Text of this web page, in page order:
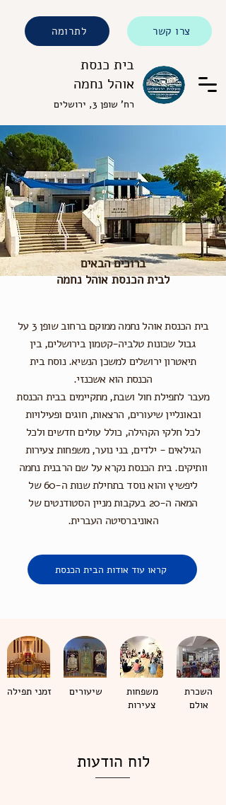
בית כנסת
אוהל נחמה
רח' שופן 3, ירושלים
לתרומה צרו קשר
ברוכים הבאים
לבית הכנסת אוהל נחמה
בית הכנסת אוהל נחמה ממוקם ברחוב שופן 3 על
גבול שכונות טלביה-קטמון בירושלים, בין
תיאטרון ירושלים למשכן הנשיא. נוסח בית
הכנסת הוא אשכנזי.
מעבר לתפילת חול ושבת, מתקיימים בבית הכנסת
ובאונליין שיעורים, הרצאות, חוגים ופעילויות
לכל חלקי הקהילה, כולל עולים חדשים ולכל
הגילאים - ילדים, בני נוער, משפחות צעירות
וותיקים. בית הכנסת נקרא על שם הרבנית נחמה
ליפשיץ והוא נוסד בתחילת שנות ה-60 של
המאה ה-20 בעקבות מניין הסטודנטים של
האוניברסיטה העברית.
קראו עוד אודות הבית הכנסת
זמני תפילה שיעורים
משפחות
צעירות
השכרת
אולם
לוח הודעות